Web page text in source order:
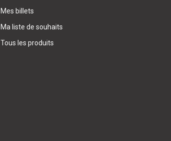
Mes billets
Ma liste de souhaits
Tous les produits